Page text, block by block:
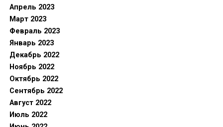
Апрель 2023
Март 2023
Февраль 2023
Январь 2023
Декабрь 2022
Ноябрь 2022
Октябрь 2022
Сентябрь 2022
Август 2022
Июль 2022